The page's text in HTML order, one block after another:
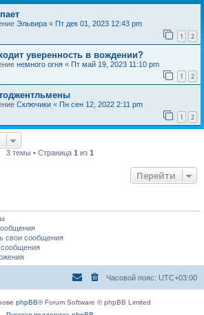
Эльвира « Пт дек 01, 2023 12:43 pm
1 2
уверенность в вождении?
немного огня « Пт май 19, 2023 11:10 pm
1 2
Сключики « Пн сен 12, 2022 2:11 pm
1 2
3 темы • Страница 1 из 1
Перейти
свои сообщения
сообщения
Часовой пояс: UTC+03:00
phpBB® Forum Software © phpBB Limited